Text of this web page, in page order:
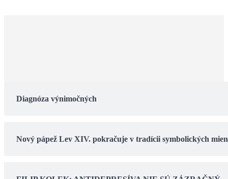
Diagnóza výnimočných
Nový pápež Lev XIV. pokračuje v tradícii symbolických